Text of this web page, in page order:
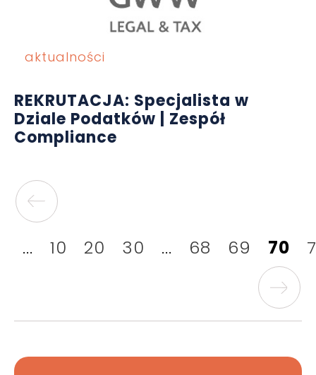
aktualności
REKRUTACJA: Specjalista w
Dziale Podatków | Zespół
Compliance
... 10 20 30 ... 68 69 70